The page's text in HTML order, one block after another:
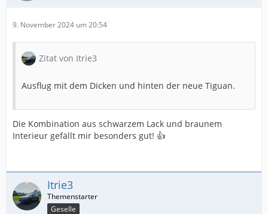
9. November 2024 um 20:54
Zitat von Itrie3
Ausflug mit dem Dicken und hinten der neue Tiguan.
Die Kombination aus schwarzem Lack und braunem
Interieur gefällt mir besonders gut! 👍
Itrie3
Geselle